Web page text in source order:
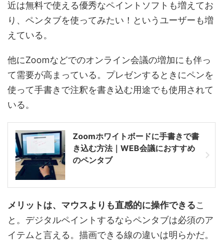
近は無料で使える優秀なペイントソフトも増えてお
り、ペンタブを使ってみたい！というユーザーも増
えている。
他にZoomなどでのオンライン会議の増加にも伴っ
て需要が高まっている。プレゼンするときにペンを
使って手書きで注釈を書き込む用途でも使用されて
いる。
Zoomホワイトボードに手書きで書
き込む方法｜WEB会議におすすめ
のペンタブ
メリットは、マウスよりも直感的に操作できるこ
と。デジタルペイントするならペンタブは必須のア
イテムと言える。描画できる線の違いは明らかだ。